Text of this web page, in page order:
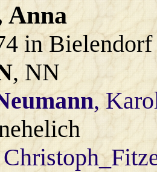
Anna
in Bielendorf
, NN
,